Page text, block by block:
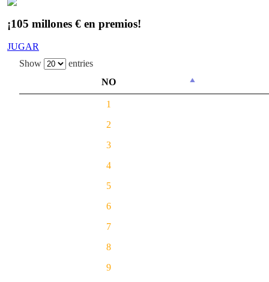
¡105 millones € en premios!
JUGAR
Show
entries
NO
1
2
3
4
5
6
7
8
9